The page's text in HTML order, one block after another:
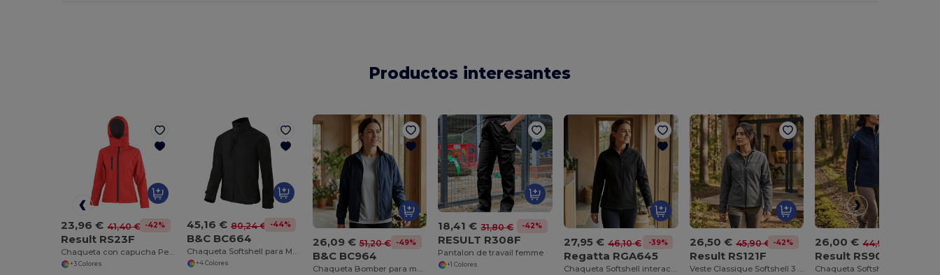
Productos interesantes
23,96 € 41,40 € -42%
Result RS23F
Chaqueta con capucha Performance para mujer
+3 Colores
45,16 € 80,24 € -44%
B&C BC664
+4 Colores
26,09 € 51,20 € -49%
B&C BC964
Chaqueta Bomber para mujeres BC963
18,41 € 31,80 € -42%
RESULT R308F
Pantalon de travail femme
+1 Colores
27,95 € 46,10 € -39%
Regatta RGA645
Chaqueta Softshell interactiva para mujeres
26,50 € 45,90 € -42%
Result RS121F
Veste Classique Softshell 3 Sofes Femme
26,00 € 44,90 €
Result RS900F